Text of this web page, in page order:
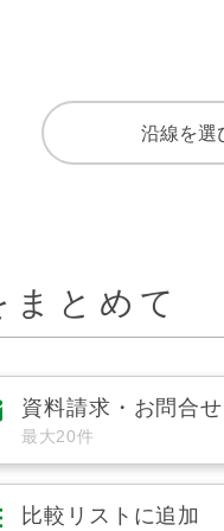
沿線を選
とめて
資料請求・お問合せ
最大20件
比較リストに追加